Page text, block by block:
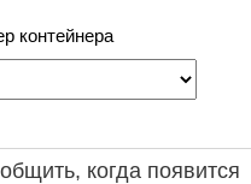
контейнера
когда появится